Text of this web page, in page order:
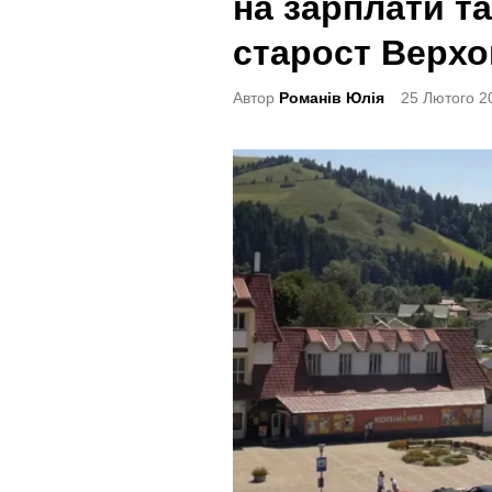
e
d
i
старост
Автор Романів Юлія 25 Лютого